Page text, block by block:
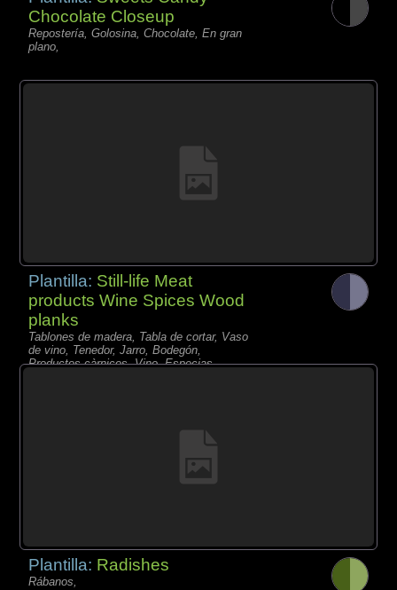
Chocolate Closeup
Repostería, Golosina, Chocolate, En gran
plano,
Plantilla: Still-life Meat
products Wine Spices Wood
planks
Tablones de madera, Tabla de cortar, Vaso
de vino, Tenedor, Jarro, Bodegón,
Productos càrnicos, Vino, Especias,
Plantilla: Radishes
Rábanos,